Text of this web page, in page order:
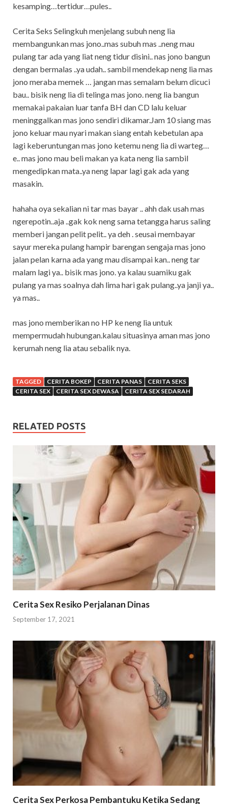
kesamping…tertidur…pules..
Cerita Seks Selingkuh menjelang subuh neng lia
membangunkan mas jono..mas subuh mas ..neng mau
pulang tar ada yang liat neng tidur disini.. nas jono bangun
dengan bermalas ..ya udah.. sambil mendekap neng lia mas
jono meraba memek … jangan mas semalam belum dicuci
bau.. bisik neng lia di telinga mas jono. neng lia bangun
memakai pakaian luar tanfa BH dan CD lalu keluar
meninggalkan mas jono sendiri dikamar.Jam 10 siang mas
jono keluar mau nyari makan siang entah kebetulan apa
lagi keberuntungan mas jono ketemu neng lia di warteg…
e.. mas jono mau beli makan ya kata neng lia sambil
mengedipkan mata..ya neng lapar lagi gak ada yang
masakin.
hahaha oya sekalian ni tar mas bayar .. ahh dak usah mas
ngerepotin..aja ..gak kok neng sama tetangga harus saling
memberi jangan pelit pelit.. ya deh . seusai membayar
sayur mereka pulang hampir barengan sengaja mas jono
jalan pelan karna ada yang mau disampai kan.. neng tar
malam lagi ya.. bisik mas jono. ya kalau suamiku gak
pulang ya mas soalnya dah lima hari gak pulang..ya janji ya..
ya mas..
mas jono memberikan no HP ke neng lia untuk
mempermudah hubungan.kalau situasinya aman mas jono
kerumah neng lia atau sebalik nya.
TAGGED CERITA BOKEP CERITA PANAS
CERITA SEKS
CERITA SEX
CERITA SEX DEWASA CERITA SEX SEDARAH
RELATED POSTS
Cerita Sex Resiko Perjalanan Dinas
September 17, 2021
Cerita Sex Perkosa Pembantuku Ketika Sedang